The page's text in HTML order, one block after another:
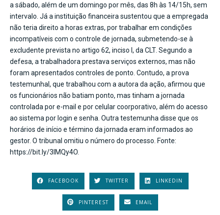
a sábado, além de um domingo por mês, das 8h às 14/15h, sem
intervalo. Já a instituição financeira sustentou que a empregada
não teria direito a horas extras, por trabalhar em condições
incompatíveis com o controle de jornada, submetendo-se à
excludente prevista no artigo 62, inciso I, da CLT. Segundo a
defesa, a trabalhadora prestava serviços externos, mas não
foram apresentados controles de ponto. Contudo, a prova
testemunhal, que trabalhou com a autora da ação, afirmou que
os funcionários não batiam ponto, mas tinham a jornada
controlada por e-mail e por celular coorporativo, além do acesso
ao sistema por login e senha. Outra testemunha disse que os
horários de início e término da jornada eram informados ao
gestor. O tribunal omitiu o número do processo. Fonte:
https://bit.ly/3lMQy4O.
FACEBOOK TWITTER LINKEDIN
PINTEREST EMAIL